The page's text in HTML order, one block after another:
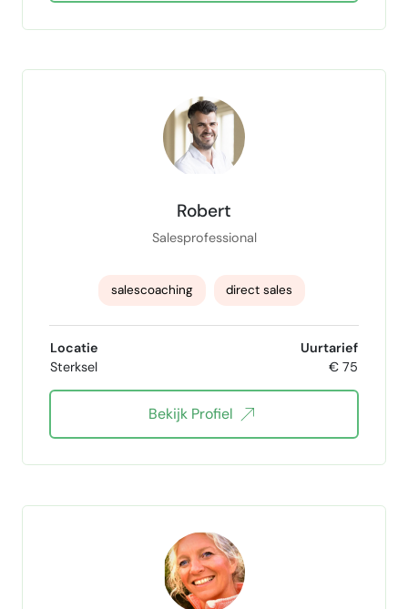
Robert
Salesprofessional
salescoaching direct sales
Locatie
Sterksel
Uurtarief
€ 75
Bekijk Profiel